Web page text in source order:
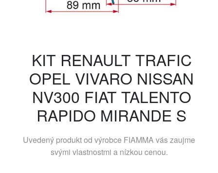
KIT RENAULT TRAFIC
OPEL VIVARO NISSAN
NV300 FIAT TALENTO
RAPIDO MIRANDE S
Uvedený produkt od výrobce FIAMMAvás zaujme
svými vlastnostmi a nízkou cenou.